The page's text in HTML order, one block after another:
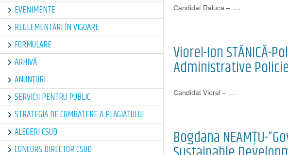
EVENIMENTE
REGLEMENTĂRI ÎN VIGOARE
FORMULARE
ARHIVĂ
ANUNȚURI
SERVICII PENTRU PUBLIC
STRATEGIA DE COMBATERE A PLAGIATULUI
ALEGERI CSUD
CONCURS DIRECTOR CSUD
Candidat Raluca – …
Viorel-Ion
Administrative
Candidat Viorel – …
Bogdana NEAMȚU-